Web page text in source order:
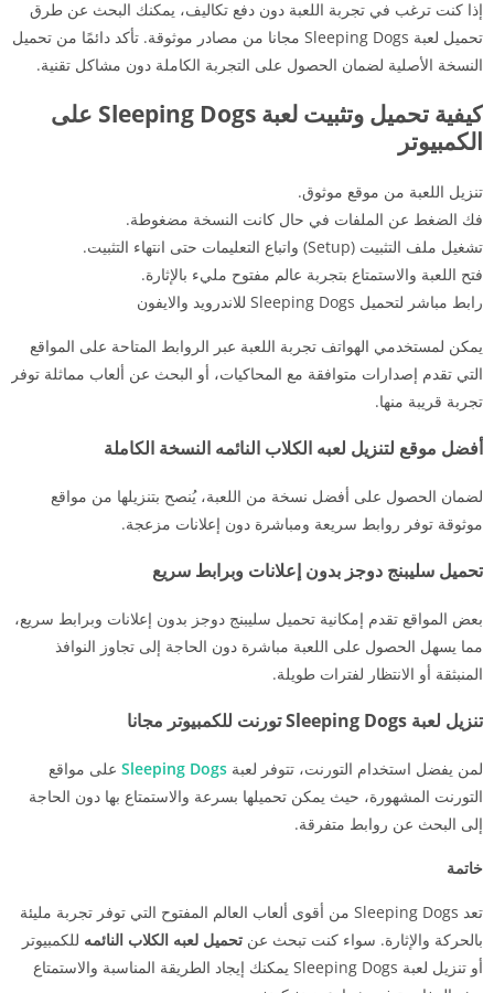
إذا كنت ترغب في تجربة اللعبة دون دفع تكاليف، يمكنك البحث عن طرق
تحميل لعبة Sleeping Dogs مجانا من مصادر موثوقة. تأكد دائمًا من تحميل
النسخة الأصلية لضمان الحصول على التجربة الكاملة دون مشاكل تقنية.
كيفية تحميل وتثبيت لعبة Sleeping Dogs على
الكمبيوتر
تنزيل اللعبة من موقع موثوق.
فك الضغط عن الملفات في حال كانت النسخة مضغوطة.
تشغيل ملف التثبيت (Setup) واتباع التعليمات حتى انتهاء التثبيت.
فتح اللعبة والاستمتاع بتجربة عالم مفتوح مليء بالإثارة.
رابط مباشر لتحميل Sleeping Dogs للاندرويد والايفون
يمكن لمستخدمي الهواتف تجربة اللعبة عبر الروابط المتاحة على المواقع
التي تقدم إصدارات متوافقة مع المحاكيات، أو البحث عن ألعاب مماثلة توفر
تجربة قريبة منها.
أفضل موقع لتنزيل لعبه الكلاب النائمه النسخة الكاملة
لضمان الحصول على أفضل نسخة من اللعبة، يُنصح بتنزيلها من مواقع
موثوقة توفر روابط سريعة ومباشرة دون إعلانات مزعجة.
تحميل سليبنج دوجز بدون إعلانات وبرابط سريع
بعض المواقع تقدم إمكانية تحميل سليبنج دوجز بدون إعلانات وبرابط سريع،
مما يسهل الحصول على اللعبة مباشرة دون الحاجة إلى تجاوز النوافذ
المنبثقة أو الانتظار لفترات طويلة.
تنزيل لعبة Sleeping Dogs تورنت للكمبيوتر مجانا
لمن يفضل استخدام التورنت، تتوفر لعبة Sleeping Dogs على مواقع
التورنت المشهورة، حيث يمكن تحميلها بسرعة والاستمتاع بها دون الحاجة
إلى البحث عن روابط متفرقة.
خاتمة
تعد Sleeping Dogs من أقوى ألعاب العالم المفتوح التي توفر تجربة مليئة
بالحركة والإثارة. سواء كنت تبحث عن تحميل لعبه الكلاب النائمه للكمبيوتر
أو تنزيل لعبة Sleeping Dogs يمكنك إيجاد الطريقة المناسبة والاستمتاع